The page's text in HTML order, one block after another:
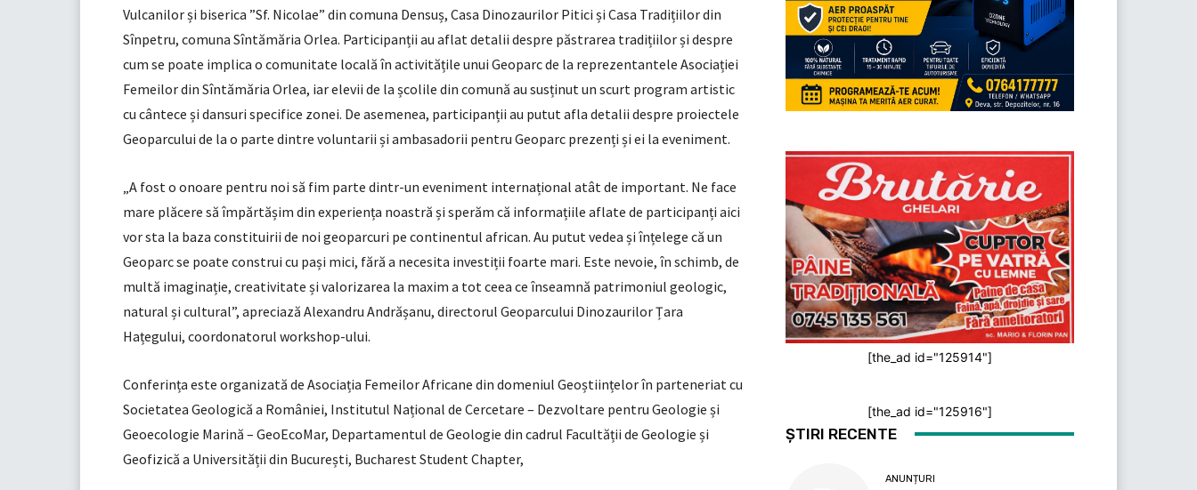
Vulcanilor și biserica ”Sf. Nicolae” din comuna Densuș, Casa Dinozaurilor Pitici și Casa Tradițiilor din
Sînpetru, comuna Sîntămăria Orlea. Participanții au aflat detalii despre păstrarea tradițiilor și despre
cum se poate implica o comunitate locală în activitățile unui Geoparc de la reprezentantele Asociației
Femeilor din Sîntămăria Orlea, iar elevii de la școlile din comună au susținut un scurt program artistic
cu cântece și dansuri specifice zonei. De asemenea, participanții au putut afla detalii despre proiectele
Geoparcului de la o parte dintre voluntarii și ambasadorii pentru Geoparc prezenți și ei la eveniment.
„A fost o onoare pentru noi să fim parte dintr-un eveniment internațional atât de important. Ne face
mare plăcere să împărtășim din experiența noastră și sperăm că informațiile aflate de participanți aici
vor sta la baza constituirii de noi geoparcuri pe continentul african. Au putut vedea și înțelege că un
Geoparc se poate construi cu pași mici, fără a necesita investiții foarte mari. Este nevoie, în schimb, de
multă imaginație, creativitate și valorizarea la maxim a tot ceea ce înseamnă patrimoniul geologic,
natural și cultural”, apreciază Alexandru Andrășanu, directorul Geoparcului Dinozaurilor Țara
Hațegului, coordonatorul workshop-ului.
Conferința este organizată de Asociația Femeilor Africane din domeniul Geoștiințelor în parteneriat cu
Societatea Geologică a României, Institutul Național de Cercetare – Dezvoltare pentru Geologie și
Geoecologie Marină – GeoEcoMar, Departamentul de Geologie din cadrul Facultății de Geologie și
Geofizică a Universității din București, Bucharest Student Chapter,
[the_ad id="125914"]
[the_ad id="125916"]
ȘTIRI RECENTE
ANUNȚURI